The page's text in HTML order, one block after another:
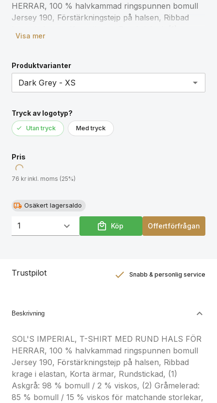
HERRAR, 100 % halvkammad ringspunnen bomull
Jersey 190, Förstärkningstejp på halsen, Ribbad
Askgrå: 98 % bomull / 2 % viskos, (2) Gråmelerad:
se storlekstabellen i avsnittet om
produktdokumentation.
Visa mer
Produktvarianter
Tryck av logotyp?
Utan tryck Med tryck
Pris
76 kr inkl. moms (25%)
Osäkert lagersaldo
Köp Offertförfrågan
Trustpilot Snabb & personlig service
Beskrivning
SOL'S IMPERIAL, T-SHIRT MED RUND HALS FÖR
HERRAR, 100 % halvkammad ringspunnen bomull
Jersey 190, Förstärkningstejp på halsen, Ribbad
krage i elastan, Korta ärmar, Rundstickad, (1)
Askgrå: 98 % bomull / 2 % viskos, (2) Gråmelerad:
85 % bomull / 15 % viskos för matchande storlekar,